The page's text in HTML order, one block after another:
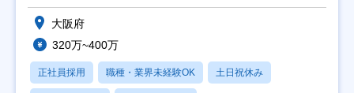
大阪府
320万~400万
正社員採用 職種・業界未経験OK 土日祝休み